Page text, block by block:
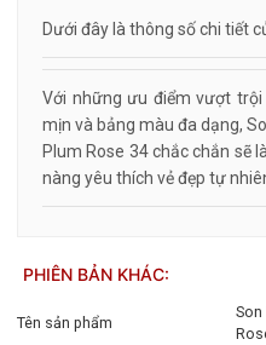
Dưới đây là thông số chi tiết
Với những ưu điểm vượt
mịn và bảng màu đa dạng,
Plum Rose 34 chắc chắn sẽ
nàng yêu thích vẻ đẹp tự
PHIÊN BẢN KHÁC:
Tên sản phẩm
Son